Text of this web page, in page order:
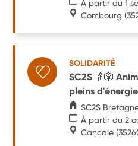
À partir du 1
Combourg
SOLIDARITÉ
SC2S 👵🎲
pleins
SC2S
À partir du 2
Cancale